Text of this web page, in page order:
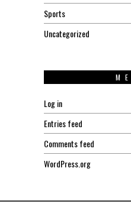
Sports
Uncategorized
Log in
Entries feed
Comments feed
WordPress.org